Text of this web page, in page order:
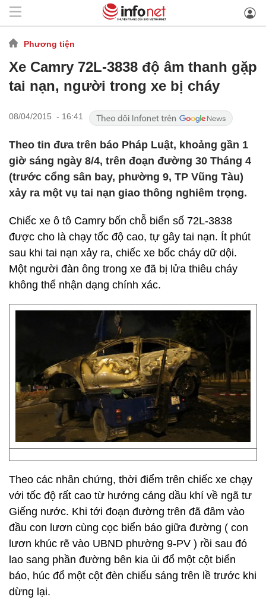
Phương tiện
Xe Camry 72L-3838 độ âm thanh gặp
tai nạn, người trong xe bị cháy
08/04/2015 - 16:41
Theo tin đưa trên báo Pháp Luật, khoảng gần 1
giờ sáng ngày 8/4, trên đoạn đường 30 Tháng 4
(trước cổng sân bay, phường 9, TP Vũng Tàu)
xảy ra một vụ tai nạn giao thông nghiêm trọng.
Chiếc xe ô tô Camry bốn chỗ biển số 72L-3838
được cho là chạy tốc độ cao, tự gây tai nạn. Ít phút
sau khi tai nạn xảy ra, chiếc xe bốc cháy dữ dội.
Một người đàn ông trong xe đã bị lửa thiêu cháy
không thể nhận dạng chính xác.
Theo các nhân chứng, thời điểm trên chiếc xe chạy
với tốc độ rất cao từ hướng cảng dầu khí về ngã tư
Giếng nước. Khi tới đoạn đường trên đã đâm vào
đầu con lươn cùng cọc biển báo giữa đường ( con
lươn khúc rẽ vào UBND phường 9-PV ) rồi sau đó
lao sang phần đường bên kia ủi đổ một cột biển
báo, húc đổ một cột đèn chiếu sáng trên lề trước khi
dừng lại.